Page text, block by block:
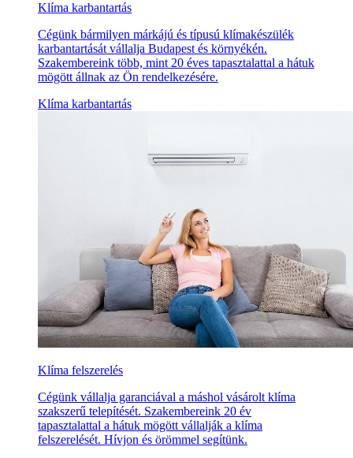
Klíma karbantartás
Cégünk bármilyen márkájú és típusú klímakészülék
karbantartását vállalja Budapest és környékén.
Szakembereink több, mint 20 éves tapasztalattal a hátuk
mögött állnak az Ön rendelkezésére.
Klíma karbantartás
Klíma felszerelés
Cégünk vállalja garanciával a máshol vásárolt klíma
szakszerű telepítését. Szakembereink 20 év
tapasztalattal a hátuk mögött vállalják a klíma
felszerelését. Hívjon és örömmel segítünk.